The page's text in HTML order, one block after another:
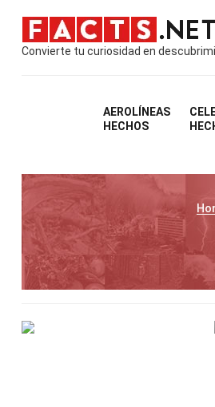
Convierte tu curiosidad en
AEROLÍNEAS
HECHOS